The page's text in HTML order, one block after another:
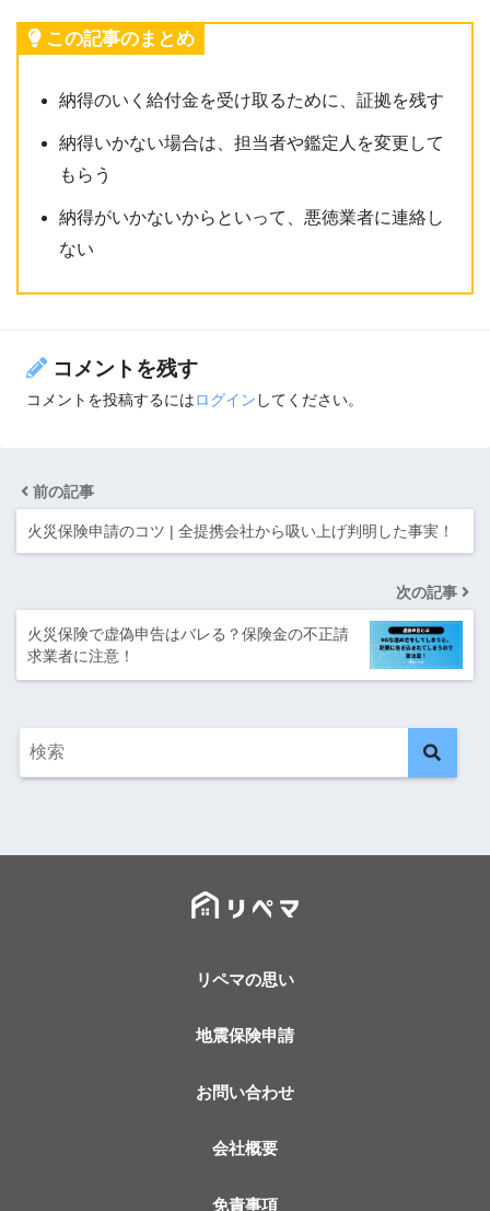
この記事のまとめ
納得のいく給付金を受け取るために、証拠を残す
納得いかない場合は、担当者や鑑定人を変更して
もらう
納得がいかないからといって、悪徳業者に連絡し
ない
コメントを残す
コメントを投稿するにはログイン してください。
前の記事
火災保険申請のコツ | 全提携会社から吸い上げ判明した事実！
次の記事
火災保険で虚偽申告はバレる？保険金の不正請
求業者に注意！
リペマの思い
地震保険申請
お問い合わせ
会社概要
免責事項